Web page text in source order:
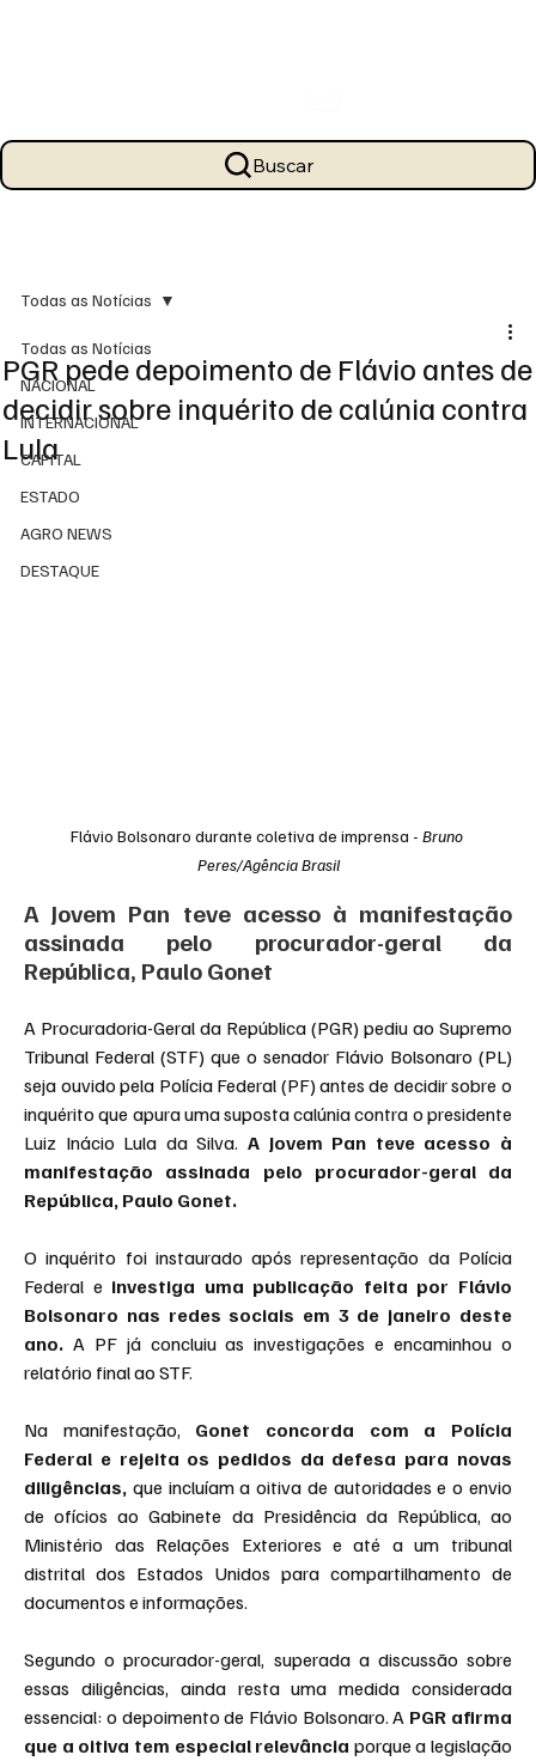
Buscar
Todas as Notícias
NACIONAL
INTERNACIONAL
CAPITAL
ESTADO
AGRO NEWS
DESTAQUE
Todas as Notícias
PGR pede depoimento de Flávio antes de
decidir sobre inquérito de calúnia contra
Lula
Flávio Bolsonaro durante coletiva de imprensa - Bruno
Peres/Agência Brasil
A Jovem Pan teve acesso à manifestação
assinada pelo procurador-geral da
República, Paulo Gonet
A Procuradoria-Geral da República (PGR) pediu ao Supremo
Tribunal Federal (STF) que o senador Flávio Bolsonaro (PL)
seja ouvido pela Polícia Federal (PF) antes de decidir sobre o
inquérito que apura uma suposta calúnia contra o presidente
Luiz Inácio Lula da Silva. A Jovem Pan teve acesso à
manifestação assinada pelo procurador-geral da
República, Paulo Gonet.
O inquérito foi instaurado após representação da Polícia
Federal e investiga uma publicação feita por Flávio
Bolsonaro nas redes sociais em 3 de janeiro deste
ano. A PF já concluiu as investigações e encaminhou o
relatório final ao STF.
Na manifestação, Gonet concorda com a Polícia
Federal e rejeita os pedidos da defesa para novas
diligências, que incluíam a oitiva de autoridades e o envio
de ofícios ao Gabinete da Presidência da República, ao
Ministério das Relações Exteriores e até a um tribunal
distrital dos Estados Unidos para compartilhamento de
documentos e informações.
Segundo o procurador-geral, superada a discussão sobre
essas diligências, ainda resta uma medida considerada
essencial: o depoimento de Flávio Bolsonaro. A PGR afirma
que a oitiva tem especial relevância porque a legislação